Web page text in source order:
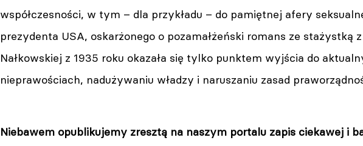
współczesności, w tym – dla przykładu – do pamiętnej afery
prezydenta USA, oskarżonego o pozamałżeński romans ze stażystką z
Nałkowskiej z 1935 roku okazała się tylko punktem wyjścia do
nieprawościach, nadużywaniu władzy i naruszaniu zasad
Niebawem opublikujemy zresztą na naszym portalu zapis ciekawej i